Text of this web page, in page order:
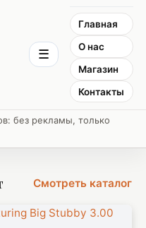
☰
Главная
О нас
Магазин
Контакты
без рекламы, только
Смотреть каталог